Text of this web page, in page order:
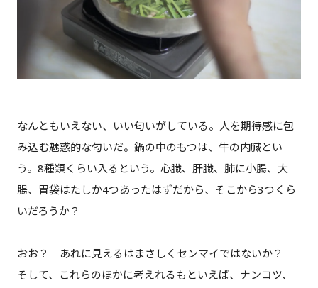
なんともいえない、いい匂いがしている。人を期待感に包
み込む魅惑的な匂いだ。鍋の中のもつは、牛の内臓とい
う。8種類くらい入るという。心臓、肝臓、肺に小腸、大
腸、胃袋はたしか4つあったはずだから、そこから3つくら
いだろうか？
おお？ あれに見えるはまさしくセンマイではないか？
そして、これらのほかに考えれるもといえば、ナンコツ、